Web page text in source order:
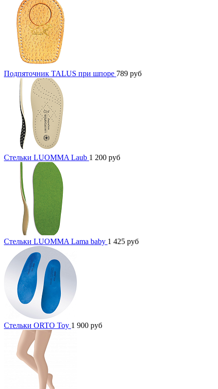
Подпяточник TALUS при шпоре 789 руб
Стельки LUOMMA Laub 1 200 руб
Стельки LUOMMA Lama baby 1 425 руб
Стельки ORTO Toy 1 900 руб